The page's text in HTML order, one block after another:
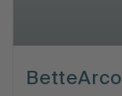
BetteArco